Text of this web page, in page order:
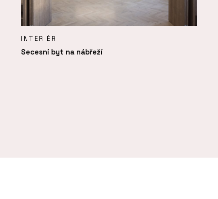
INTERIÉR
Secesní byt na nábřeží